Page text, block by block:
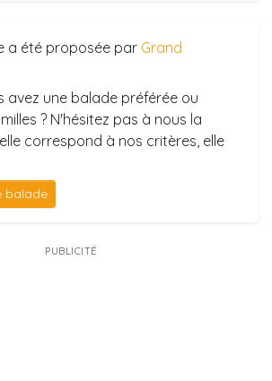
a été proposée par Grand
avez une balade préférée ou
? N'hésitez pas à nous la
correspond à nos critères, elle
balade
PUBLICITÉ